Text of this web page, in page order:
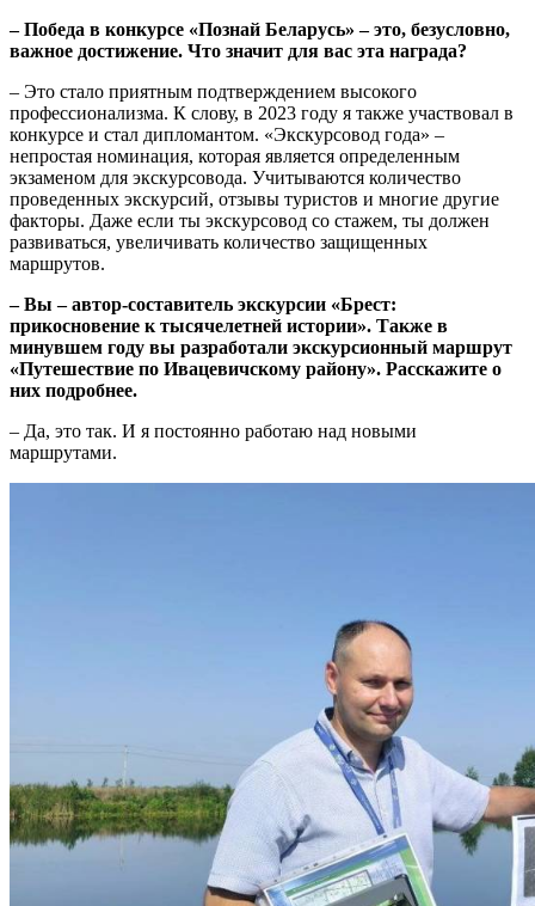
– Победа в конкурсе «Познай Беларусь» – это, безусловно,
важное достижение. Что значит для вас эта награда?
– Это стало приятным подтверждением высокого
профессионализма. К слову, в 2023 году я также участвовал в
конкурсе и стал дипломантом. «Экскурсовод года» –
непростая номинация, которая является определенным
экзаменом для экскурсовода. Учитываются количество
проведенных экскурсий, отзывы туристов и многие другие
факторы. Даже если ты экскурсовод со стажем, ты должен
развиваться, увеличивать количество защищенных
маршрутов.
– Вы – автор-составитель экскурсии «Брест:
прикосновение к тысячелетней истории». Также в
минувшем году вы разработали экскурсионный маршрут
«Путешествие по Ивацевичскому району». Расскажите о
них подробнее.
– Да, это так. И я постоянно работаю над новыми
маршрутами.